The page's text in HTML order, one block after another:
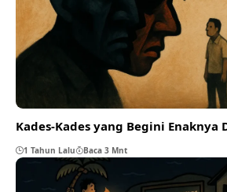
Kades-Kades yang Begini Enaknya
1 Tahun Lalu Baca 3 Mnt